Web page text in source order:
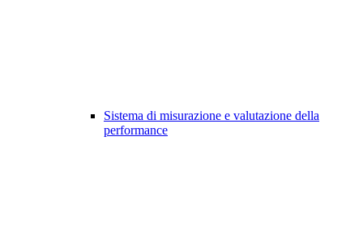
Sistema di misurazione e valutazione della
performance